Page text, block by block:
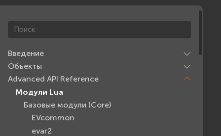
Введение
Объекты
Advanced API Reference
Модули Lua
Базовые модули (Core)
EVcommon
evar2